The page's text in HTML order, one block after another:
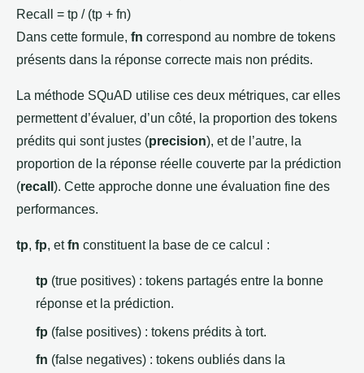
Recall = tp / (tp + fn)
Dans cette formule, fn correspond au nombre de tokens
présents dans la réponse correcte mais non prédits.
La méthode SQuAD utilise ces deux métriques, car elles
permettent d’évaluer, d’un côté, la proportion des tokens
prédits qui sont justes (precision), et de l’autre, la
proportion de la réponse réelle couverte par la prédiction
(recall ). Cette approche donne une évaluation fine des
performances.
tp, fp, etfn constituent la base de ce calcul :
tp (true positives) : tokens partagés entre la bonne
réponse et la prédiction.
fp (false positives) : tokens prédits à tort.
fn (false negatives) : tokens oubliés dans la